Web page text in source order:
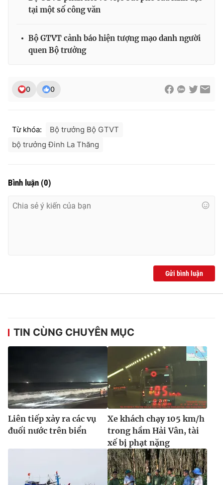
THỜI BÁO VTV
Theo dõi báo trên
Cơ quan chủ quản:
Đài Truyền hình Việt Nam
Nguyễn Trọng Ninh
® Cấm sao chép dưới mọi hình thức nếu không có sự chấp
thuận bằng văn bản. Ghi rõ nguồn VTV.vn khi phát hành lại
thông tin từ website này.
tại một số công văn
Bộ GTVT cảnh báo hiện tượng mạo danh người
quen Bộ trưởng
0 0
Từ khóa:
Bộ trưởng Bộ GTVT
bộ trưởng Đinh La Thăng
Bình luận (0)
Gửi bình luận
TIN CÙNG CHUYÊN MỤC
Liên tiếp xảy ra các vụ
đuối nước trên biển
Xe khách chạy 105 km/h
trong hầm Hải Vân, tài
xế bị phạt nặng